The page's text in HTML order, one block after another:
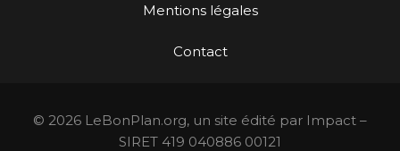
Mentions légales
Contact
© 2026 LeBonPlan.org, un site édité par Impact –
SIRET 419 040886 00121